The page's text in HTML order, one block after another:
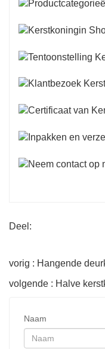
Deel:
vorig : Hangende
volgende : Halve
Naam